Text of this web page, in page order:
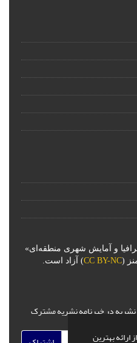
ارائه بهترین
و آمایش شهری منطقه‌ای»
(
CC BY-NC) آزاد است.
نشریه در خبرنامه نشریه مشترک